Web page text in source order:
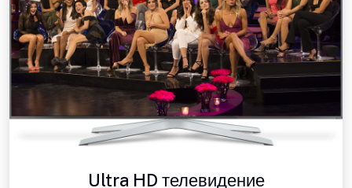
Ultra HD телевидение